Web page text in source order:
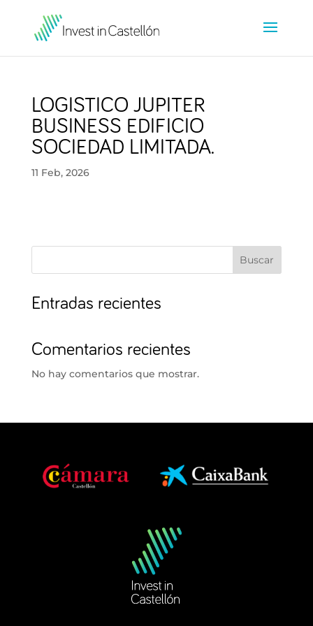
LOGISTICO JUPITER
BUSINESS EDIFICIO
SOCIEDAD LIMITADA.
11 Feb, 2026
Buscar
Entradas recientes
Comentarios recientes
No hay comentarios que mostrar.